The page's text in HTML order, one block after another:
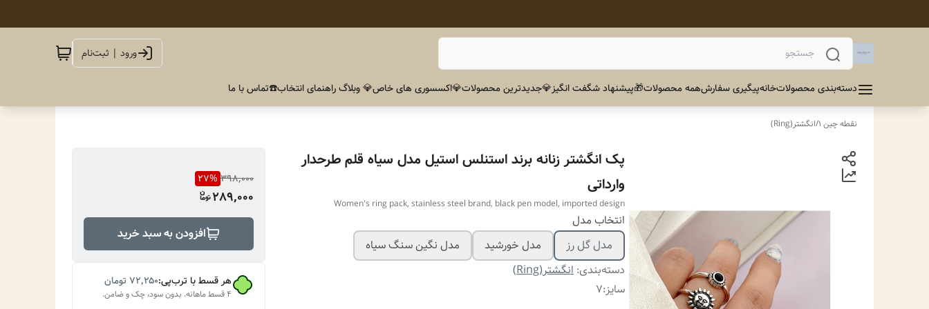
ورود | ثبت‌نام
دسته‌بندی محصولاتخانهپیگیری سفارشهمه محصولات🎁پیشنهاد شگفت انگیز💎جدیدترین محصولات💎اکسسوری های خاص💎 وبلاگ راهنمای انتخاب☎️تماس با ما
نقطه چین 1 /انگشتر(Ring)
پک انگشتر زنانه برند استنلس استیل مدل سیاه قلم طرحدار
وارداتی
Women's ring pack, stainless steel brand, black pen model, imported design
انتخاب مدل
مدل گل رز
مدل خورشید
مدل نگین سنگ سیاه
دسته‌بندی: انگشتر(Ring)
سایز:۷
398,000
27%
289,000
افزودن به سبد خرید
هر قسط با ترب‌پی:۷۲٬۲۵۰ تومان
۴ قسط ماهانه. بدون سود، چک و ضامن.